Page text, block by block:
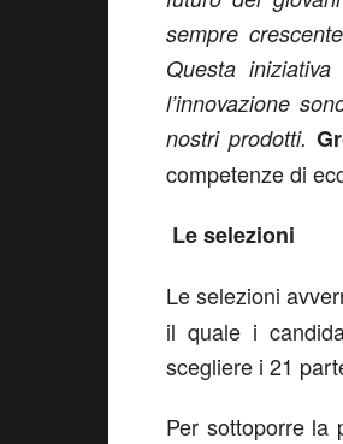
sempre
Questa
l’innovazione
nostri prodotti.
competenze di
Le selezioni
Le selezioni
il quale i
scegliere i 21
Per sottoporre la